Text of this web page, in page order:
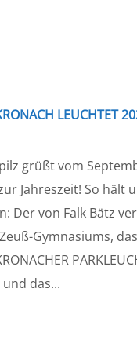
LEUCHTET
grüßt vom
Jahreszeit! So hält
Der von Falk Bätz
Gymnasiums, das
das...